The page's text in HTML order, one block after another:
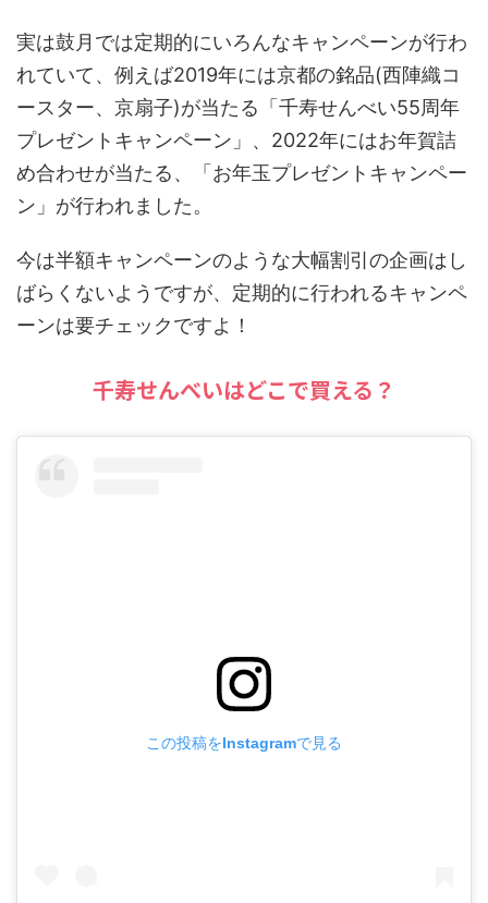
実は鼓月では定期的にいろんなキャンペーンが行わ
れていて、例えば2019年には京都の銘品(西陣織コ
ースター、京扇子)が当たる「千寿せんべい55周年
プレゼントキャンペーン」、2022年にはお年賀詰
め合わせが当たる、「お年玉プレゼントキャンペー
ン」が行われました。
今は半額キャンペーンのような大幅割引の企画はし
ばらくないようですが、定期的に行われるキャンペ
ーンは要チェックですよ！
千寿せんべいはどこで買える？
この投稿をInstagramで見る